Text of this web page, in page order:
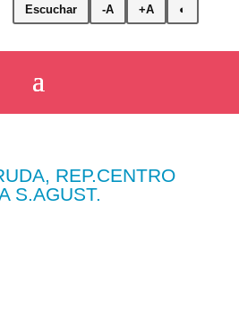
Escuchar -A +A ◐
REP.CENTRO
S.AGUST.